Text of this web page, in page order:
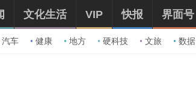
汽车 健康 地方 硬科技 文旅 数据
文化生活 VIP 快报 界面号